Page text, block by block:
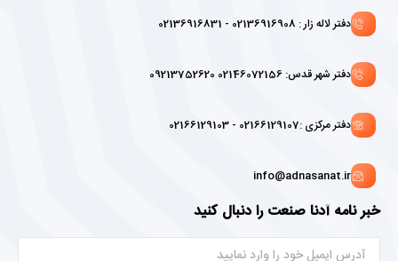
دفتر لاله زار : 02136916908 - 02136916831
دفتر شهر قدس: 02146072156 09213752620
دفتر مرکزی :02166129107 - 02166129103
info@adnasanat.ir
خبر نامه آدنا صنعت را دنبال کنید